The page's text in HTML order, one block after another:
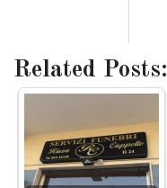
Related Posts: